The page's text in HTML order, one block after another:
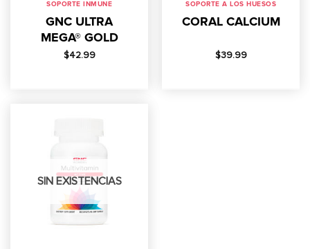
SOPORTE INMUNE
GNC ULTRA
MEGA® GOLD
$42.99
SOPORTE A LOS HUESOS
CORAL CALCIUM
$39.99
SIN EXISTENCIAS